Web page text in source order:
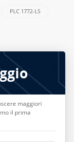
PLC 1772-LS
maggiori
il prima